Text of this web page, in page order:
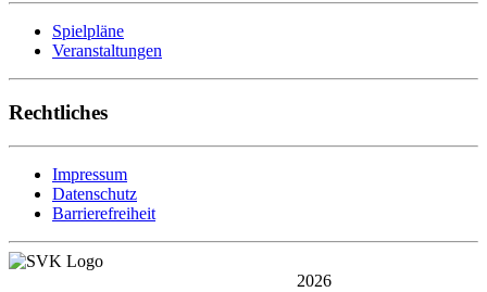
Spielpläne
Veranstaltungen
Rechtliches
Impressum
Datenschutz
Barrierefreiheit
2026